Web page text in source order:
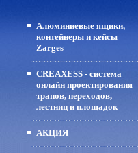
Алюминиевые ящики,
контейнеры и кейсы
Zarges
CREAXESS - система
онлайн проектирования
трапов, переходов,
лестниц и площадок
АКЦИЯ